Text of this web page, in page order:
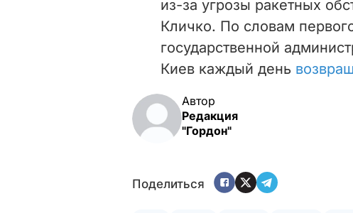
из-за угрозы ракетных
Кличко. По словам
государственной
Киев каждый день
Автор
Редакция
"Гордон"
Поделиться